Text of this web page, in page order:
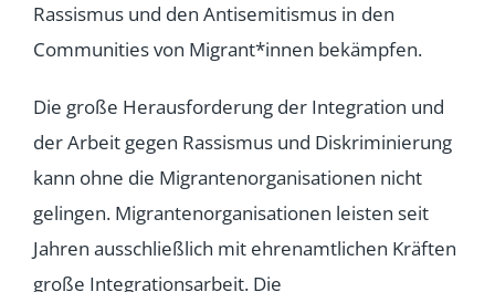
Rassismus und den Antisemitismus in den
Communities von Migrant*innen bekämpfen.
Die große Herausforderung der Integration und
der Arbeit gegen Rassismus und Diskriminierung
kann ohne die Migrantenorganisationen nicht
gelingen. Migrantenorganisationen leisten seit
Jahren ausschließlich mit ehrenamtlichen Kräften
große Integrationsarbeit. Die